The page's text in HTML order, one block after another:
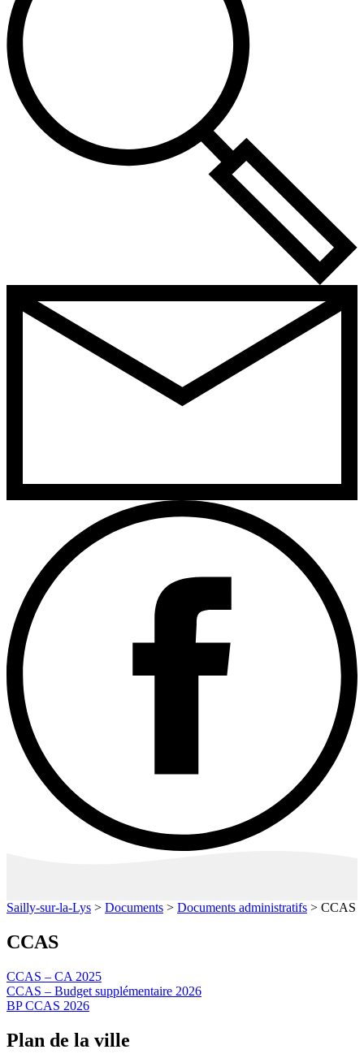
Sailly-sur-la-Lys > Documents > Documents administratifs > CCAS
CCAS
CCAS – CA 2025
CCAS – Budget supplémentaire 2026
BP CCAS 2026
Plan de la ville